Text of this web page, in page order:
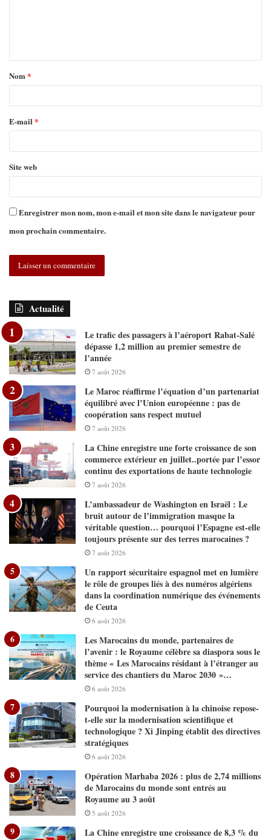
Nom*
E-mail *
Site web
Enregistrer mon nom, mon e-mail et mon site dans le navigateur pour
mon prochain commentaire.
Actualité
Le trafic des passagers à l’aéroport Rabat-Salé
dépasse 1,2 million au premier semestre de
l’année
7 août 2026
Le Maroc réaffirme l’équation d’un partenariat
équilibré avec l’Union européenne : pas de
coopération sans respect mutuel
7 août 2026
La Chine enregistre une forte croissance de son
commerce extérieur en juillet..portée par l’essor
continu des exportations de haute technologie
7 août 2026
L’ambassadeur de Washington en Israël : Le
bruit autour de l’immigration masque la
véritable question… pourquoi l’Espagne est-elle
toujours présente sur des terres marocaines ?
7 août 2026
Un rapport sécuritaire espagnol met en lumière
le rôle de groupes liés à des numéros algériens
dans la coordination numérique des événements
de Ceuta
6 août 2026
Les Marocains du monde, partenaires de
l’avenir : le Royaume célèbre sa diaspora sous le
thème « Les Marocains résidant à l’étranger au
service des chantiers du Maroc 2030 »…
6 août 2026
Pourquoi la modernisation à la chinoise repose-
t-elle sur la modernisation scientifique et
technologique ? Xi Jinping établit des directives
stratégiques
6 août 2026
Opération Marhaba 2026 : plus de 2,74 millions
de Marocains du monde sont entrés au
Royaume au 3 août
5 août 2026
La Chine enregistre une croissance de 8,3 % du